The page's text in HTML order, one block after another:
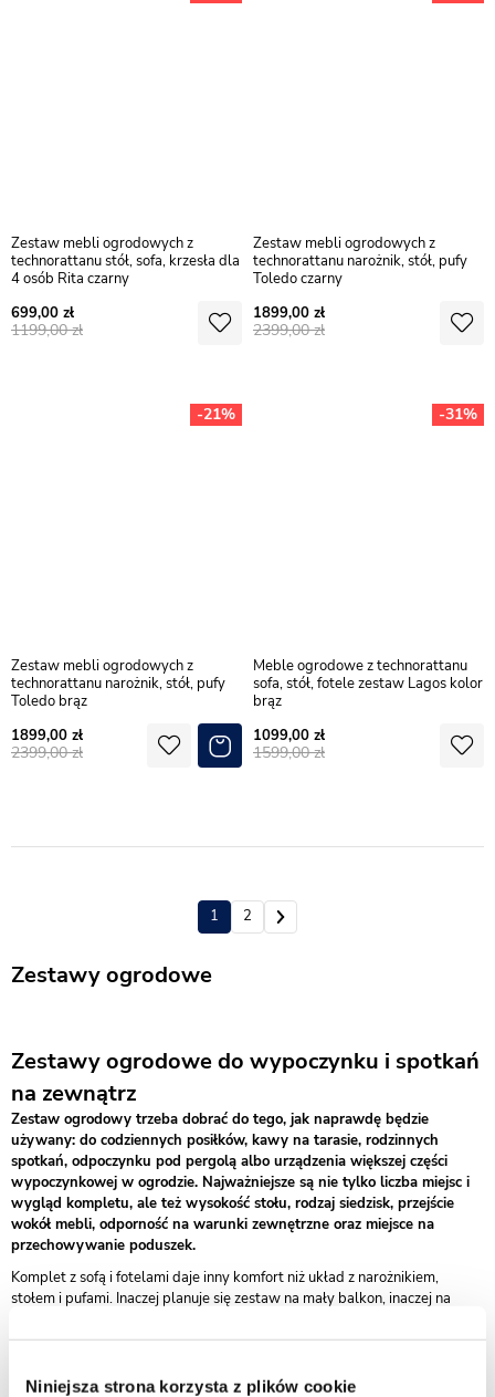
Niniejsza strona korzysta z plików cookie
Zestawy ogrodowe
Zestawy ogrodowe do wypoczynku i spotkań
na zewnątrz
Zestaw ogrodowy trzeba dobrać do tego, jak naprawdę będzie
używany: do codziennych posiłków, kawy na tarasie, rodzinnych
spotkań, odpoczynku pod pergolą albo urządzenia większej części
wypoczynkowej w ogrodzie. Najważniejsze są nie tylko liczba miejsc i
wygląd kompletu, ale też wysokość stołu, rodzaj siedzisk, przejście
wokół mebli, odporność na warunki zewnętrzne oraz miejsce na
przechowywanie poduszek.
Komplet z sofą i fotelami daje inny komfort niż układ z narożnikiem,
stołem i pufami. Inaczej planuje się zestaw na mały balkon, inaczej na
wypoczynku. Przed zakupem dobrze jest zmierzyć całą powierzchnię,
swobodnie usiąść, wstać i przejść obok zestawu.
Zestaw mebli ogrodowych z
technorattanu stół, sofa, krzesła dla
4 osób Rita czarny
699,00
1199,00
Zestaw mebli ogrodowych z
technorattanu narożnik, stół, pufy
Toledo czarny
1899,00
2399,00
Zestaw mebli ogrodowych z
technorattanu narożnik, stół, pufy
Toledo brąz
1899,00
2399,00
-21%
Meble ogrodowe z technorattanu
sofa, stół, fotele zestaw Lagos kolor
brąz
1099,00
1599,00
-31%
1 2